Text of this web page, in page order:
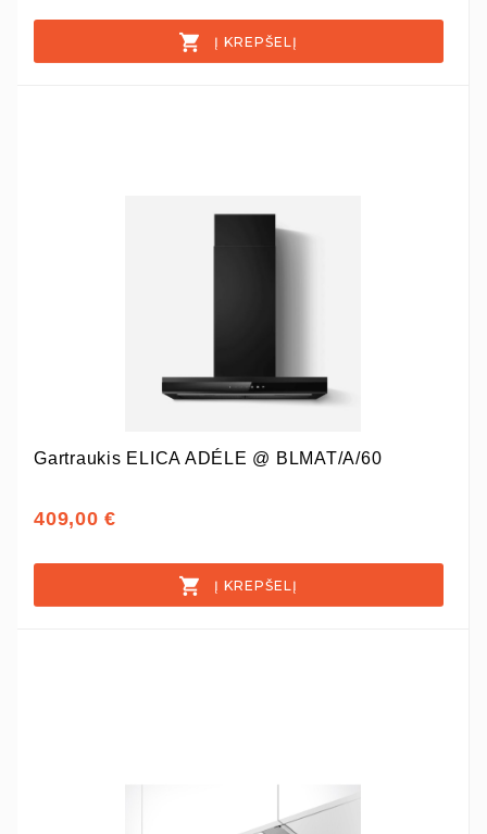
Į KREPŠELĮ
Gartraukis ELICA ADÉLE @ BLMAT/A/60
409,00 €
Į KREPŠELĮ